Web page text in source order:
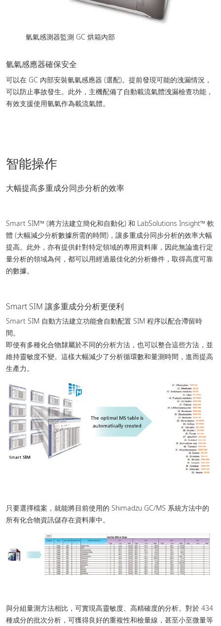
氫氣感測器監測 GC 烘箱內部
氫氣感應器確保安全
可以在 GC 內部安裝氫氣感應器 (選配)。提前發現可能的洩漏情況，
可以防止事故發生。此外，主機配備了自動載流氣體洩漏檢查功能，
有效支援使用氫氣作為載流氣體。
智能操作
大幅提高多重成分同步分析的效率
Smart SIM™ (將方法建立簡化和自動化) 和 LabSolutions Insight™ 軟
體 (大幅減少分析數據所需的時間)，讓多重成分同步分析的效率大幅
提高。此外，亦有提供針對特定領域的專用資料庫，因此無論進行定
量分析的領域為何，都可以用經過最佳化的分析條件，取得高度可靠
的數據。
Smart SIM 讓多重成分分析更便利
Smart SIM 自動方法建立功能會自動配置 SIM 程序以配合滯留時
間。
即使有多種化合物隸屬於不同的分析方法，也可以整合這些方法，並
維持靈敏度不變。這樣大幅減少了分析循環數和量測時間，進而提高
生產力。
只要選擇檔案，就能將目前使用的 Shimadzu GC/MS 系統方法中的
所有化合物資訊儲存在資料庫中。
與分組量測方法相比，可實現高靈敏度、高精確度的分析。對於 434
種成分的批次分析，可獲得良好的重複性和檢量線，甚至小至微量等